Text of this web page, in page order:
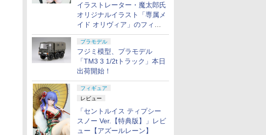
イラストレーター・魔太郎氏
オリジナルイラスト「専属メ
イド オリヴィア」のフィギ
ュア彩色原型が東京フィギュ
アギャラリーにて展示中
プラモデル
フジミ模型、プラモデル
「TM3 3 1/2tトラック」本日
出荷開始！
フィギュア
レビュー
「セントルイス ティプシー
スノー Ver.【特典版】」レビ
ュー【アズールレーン】